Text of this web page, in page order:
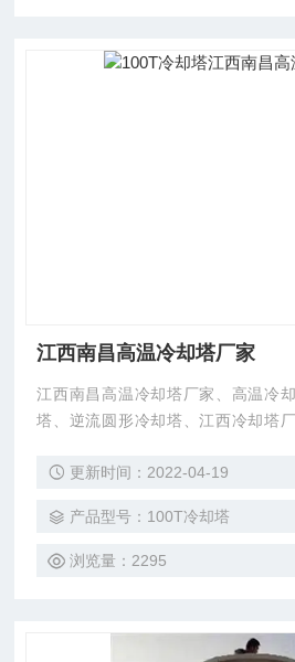
江西南昌高温冷却塔厂家
江西南昌高温冷却塔厂家、高温冷
塔、逆流圆形冷却塔、江西冷却塔
设备有限公司专业生产厂价直销。
更新时间：2022-04-19
产品型号：100T冷却塔
浏览量：2295